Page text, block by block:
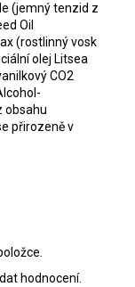
(jemný tenzid z
Oil
(rostlinný vosk
olej Litsea
CO2
obsahu
přirozeně v
hodnocení.